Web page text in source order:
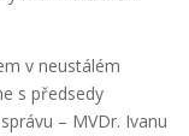
v neustálém
s předsedy
– MVDr. Ivanu